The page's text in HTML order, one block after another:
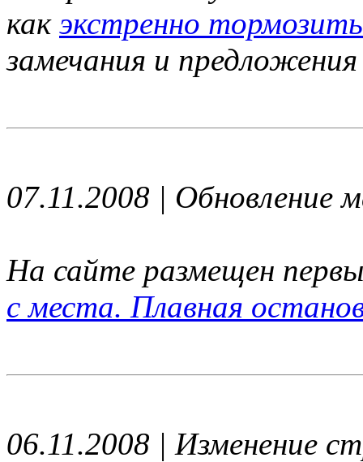
как экстренно тормозить
замечания и
07.11.2008 | Обновление
На сайте размещен
с места. Плавная
06.11.2008 | Изменение